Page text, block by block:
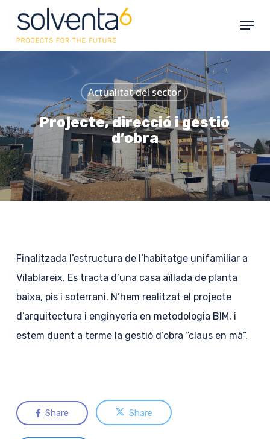
Menu
Actualitat del sector
Projecte, direcció i gestió
d’obra
Finalitzada l’estructura de l’habitatge unifamiliar a
Vilablareix. Es tracta d’una casa aïllada de planta
baixa, pis i soterrani. N’hem realitzat el projecte
d’arquitectura i enginyeria en metodologia BIM, i
estem duent a terme la gestió d’obra “claus en mà”.
Share Share